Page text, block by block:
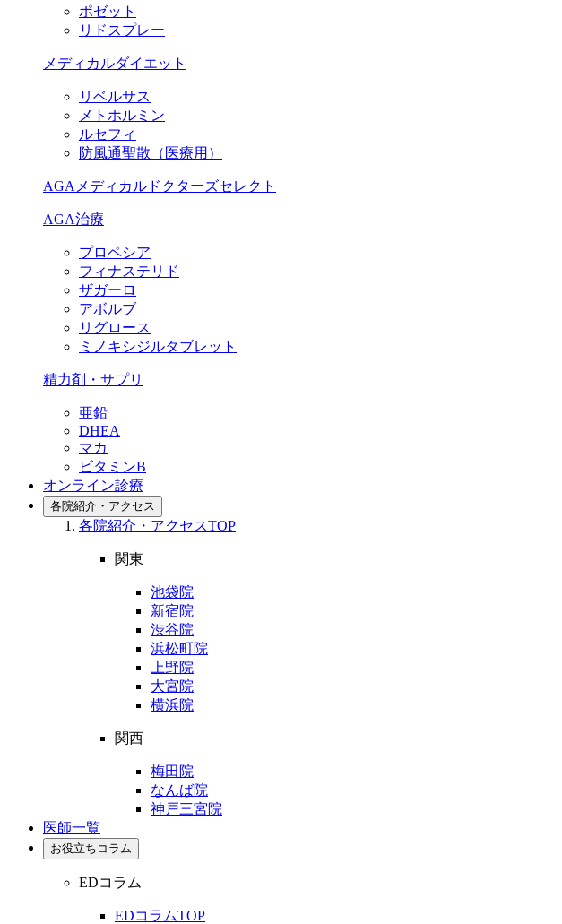
ポゼット
リドスプレー
メディカルダイエット
リベルサス
メトホルミン
ルセフィ
防風通聖散（医療用）
AGAメディカルドクターズセレクト
AGA治療
プロペシア
フィナステリド
ザガーロ
アボルブ
リグロース
ミノキシジルタブレット
精力剤・サプリ
亜鉛
DHEA
マカ
ビタミンB
オンライン診療
各院紹介・アクセス
各院紹介・アクセスTOP
関東
池袋院
新宿院
渋谷院
浜松町院
上野院
大宮院
横浜院
関西
梅田院
なんば院
神戸三宮院
医師一覧
お役立ちコラム
EDコラム
EDコラムTOP